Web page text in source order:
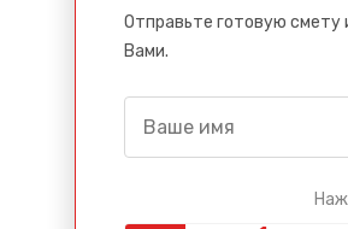
Отправьте готовую смету
Вами.